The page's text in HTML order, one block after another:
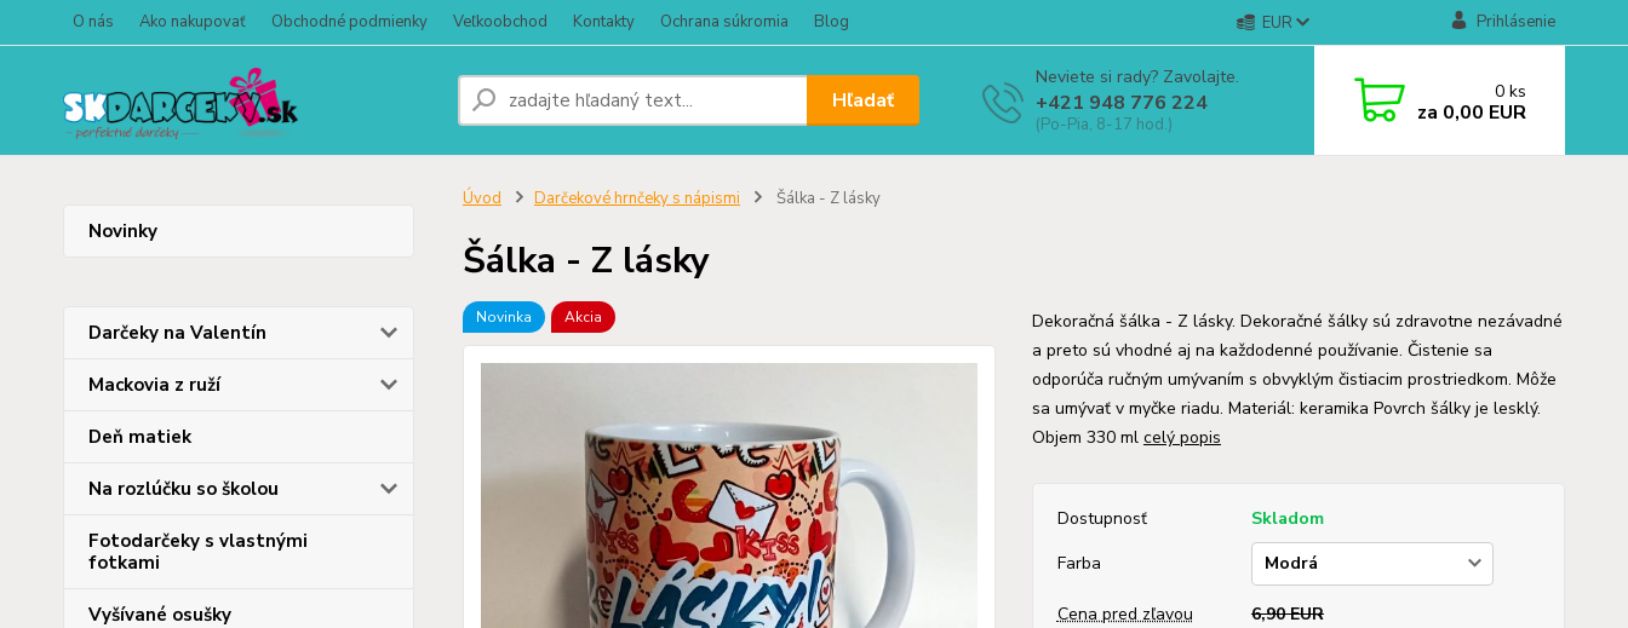
O nás Ako nakupovať Obchodné podmienky Veľkoobchod Kontakty Ochrana súkromia Blog EUR Prihlásenie
Hľadať
Neviete si rady? Zavolajte.
+421 948 776 224
(Po-Pia, 8-17 hod.)
0 ks
za 0,00 EUR
Novinky
Darčeky na Valentín
Mackovia z ruží
Deň matiek
Na rozlúčku so školou
Fotodarčeky s vlastnými
fotkami
Vyšívané osušky
Úvod Darčekové hrnčeky s nápismi Šálka - Z lásky
Šálka - Z lásky
Novinka Akcia
Dekoračná šálka - Z lásky. Dekoračné šálky sú zdravotne nezávadné
a preto sú vhodné aj na každodenné používanie. Čistenie sa
odporúča ručným umývaním s obvyklým čistiacim prostriedkom. Môže
sa umývať v myčke riadu. Materiál: keramika Povrch šálky je lesklý.
Objem 330 ml celý popis
Dostupnosť
Skladom
Farba
Cena pred zľavou 6,90 EUR